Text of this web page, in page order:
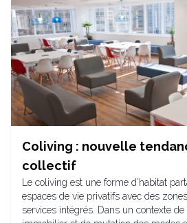
Coliving : nouvelle
collectif
Le coliving est une forme d’habitat
espaces de vie privatifs avec des
services intégrés. Dans un contexte